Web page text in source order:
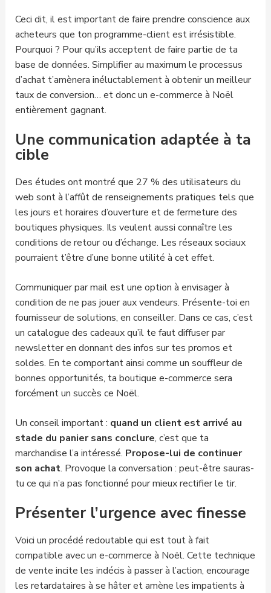
Ceci dit, il est important de faire prendre conscience aux
acheteurs que ton programme-client est irrésistible.
Pourquoi ? Pour qu’ils acceptent de faire partie de ta
base de données. Simplifier au maximum le processus
d’achat t’amènera inéluctablement à obtenir un meilleur
taux de conversion… et donc un e-commerce à Noël
entièrement gagnant.
Une communication adaptée à ta
cible
Des études ont montré que 27 % des utilisateurs du
web sont à l’affût de renseignements pratiques tels que
les jours et horaires d’ouverture et de fermeture des
boutiques physiques. Ils veulent aussi connaître les
conditions de retour ou d’échange. Les réseaux sociaux
pourraient t’être d’une bonne utilité à cet effet.
Communiquer par mail est une option à envisager à
condition de ne pas jouer aux vendeurs. Présente-toi en
fournisseur de solutions, en conseiller. Dans ce cas, c’est
un catalogue des cadeaux qu’il te faut diffuser par
newsletter en donnant des infos sur tes promos et
soldes. En te comportant ainsi comme un souffleur de
bonnes opportunités, ta boutique e-commerce sera
forcément un succès ce Noël.
Un conseil important : quand un client est arrivé au
stade du panier sans conclure, c’est que ta
marchandise l’a intéressé. Propose-lui de continuer
son achat. Provoque la conversation : peut-être sauras-
tu ce qui n’a pas fonctionné pour mieux rectifier le tir.
Présenter l’urgence avec finesse
Voici un procédé redoutable qui est tout à fait
compatible avec un e-commerce à Noël. Cette technique
de vente incite les indécis à passer à l’action, encourage
les retardataires à se hâter et amène les impatients à